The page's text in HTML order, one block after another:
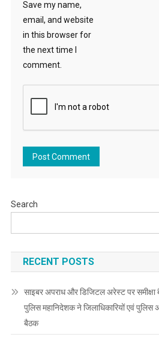
Save my name,
email, and website
in this browser for
the next time I
comment.
Search
RECENT POSTS
साइबर अपराध और डिजिटल अरेस्ट पर
पुलिस महानिदेशक ने जिलाधिकारियों एवं पुलिस
बैठक